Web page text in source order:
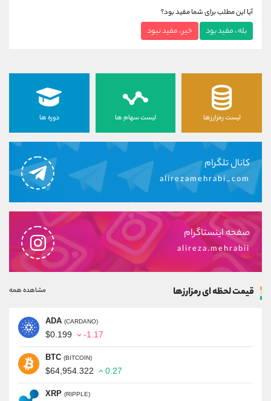
آیا این مطلب برای شما مفید بود؟
بله ، مفید بود خیر ، مفید نبود
لیست رمزارزها لیست سهام ها دوره ها
کانال تلگرام
alirezamehrabi_com
صفحه اینستاگرام
alireza.mehrabii
قیمت لحظه ای رمزارزها مشاهده همه
ADA (CARDANO)
$0.199 -1.17
BTC (BITCOIN)
$64,954.322 0.27
XRP (RIPPLE)